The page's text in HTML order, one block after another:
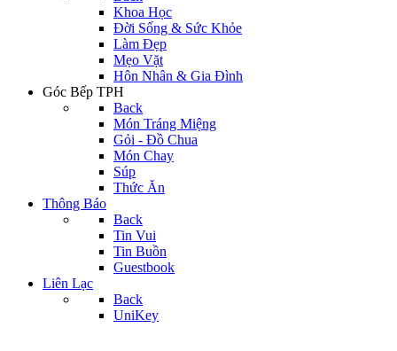
Khoa Học
Đời Sống & Sức Khỏe
Làm Đẹp
Mẹo Vặt
Hôn Nhân & Gia Đình
Góc Bếp TPH
Back
Món Tráng Miệng
Gỏi - Đồ Chua
Món Chay
Súp
Thức Ăn
Thông Báo
Back
Tin Vui
Tin Buồn
Guestbook
Liên Lạc
Back
UniKey